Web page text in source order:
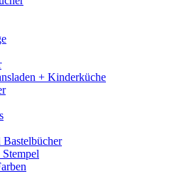
+ Kinderküche